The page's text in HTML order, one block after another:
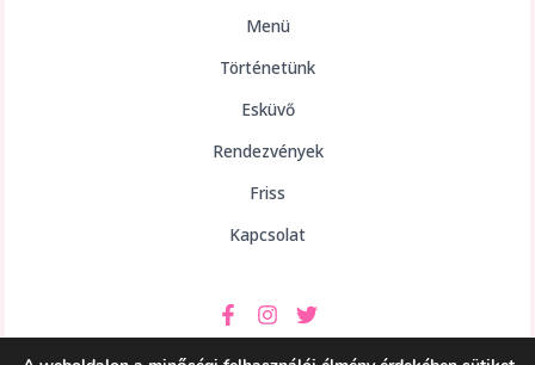
Menü
Történetünk
Esküvő
Rendezvények
Friss
Kapcsolat